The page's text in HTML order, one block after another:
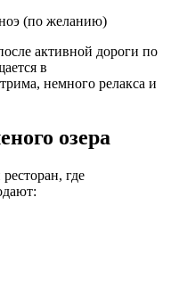
(по желанию)
активной дороги по
в
немного релакса и
озера
где